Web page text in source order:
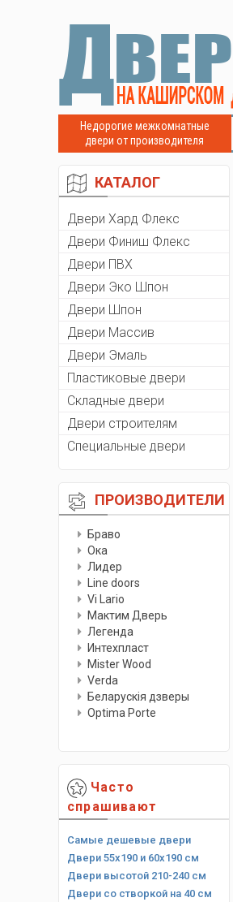
Недорогие межкомнатные
двери от производителя
КАТАЛОГ
Двери Хард Флекс
Двери Финиш Флекс
Двери ПВХ
Двери Эко Шпон
Двери Шпон
Двери Массив
Двери Эмаль
Пластиковые двери
Складные двери
Двери строителям
Специальные двери
ПРОИЗВОДИТЕЛИ
Браво
Ока
Лидер
Line doors
Vi Lario
Мактим Дверь
Легенда
Интехпласт
Мister Wood
Verda
Беларускiя дзверы
Optima Porte
Часто
спрашивают
Самые дешевые двери
Двери 55х190 и 60х190 см
Двери высотой 210-240 см
Двери со створкой на 40 см